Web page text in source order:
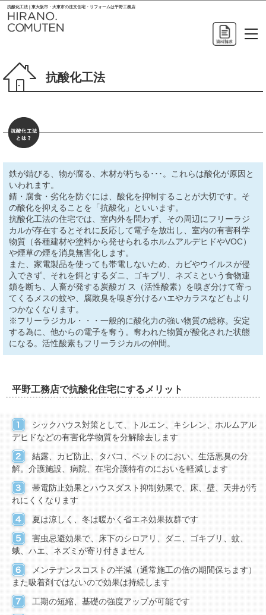
抗酸化工法 | 東大阪市・大東市の注文住宅・リフォームは平野工務店
抗酸化工法
鉄が錆びる、物が腐る、木材が朽ちる･･･。これらは酸化が原因と
いわれます。
錆・腐食・劣化を防ぐには、酸化を抑制することが大切です。そ
の酸化を抑えることを「抗酸化」といいます。
抗酸化工法の住宅では、室内外を問わず、その周辺にフリーラジ
カルが存在するとそれに反応して電子を放出し、室内の有害科学
物質（各種建材や塗料から発せられるホルムアルデヒドやVOC）
や煙草の煙を消臭無害化します。
また、家電製品を使っても帯電しないため、カビやウイルスが侵
入できず、それを餌とするダニ、ゴキブリ、ネズミという食物連
鎖を断ち、人畜が発する炭酸ガ ス（活性酸素）を嗅ぎ分けて寄っ
てくるメスの蚊や、腐敗臭を嗅ぎ分けるハエやカラスなどもより
つかなくなります。
※フリーラジカル・・・一般的に酸化力の強い物質の総称。安定
する為に、他からの電子を奪う。奪われた物質が酸化された状態
になる。活性酸素もフリーラジカルの仲間。
平野工務店で抗酸化住宅にするメリット
シックハウス対策として、トルエン、キシレン、ホルムアル
デヒドなどの有害化学物質を分解除去します
結露、カビ防止、タバコ、ペットのにおい、生活悪臭の分
解。介護施設、病院、在宅介護特有のにおいを軽減します
帯電防止効果とハウスダスト抑制効果で、床、壁、天井が汚
れにくくなります
夏は涼しく、冬は暖かく省エネ効果抜群です
害虫忌避効果で、床下のシロアリ、ダニ、ゴキブリ、蚊、
蛾、ハエ、ネズミが寄り付きません
メンテナンスコストの半減（通常施工の倍の期間保ちます）
また吸着剤ではないので効果は持続します
工期の短縮、基礎の強度アップが可能です